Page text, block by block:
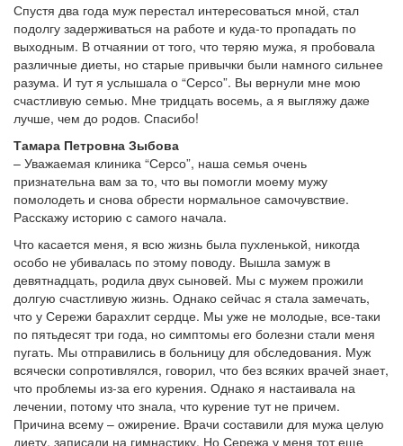
Спустя два года муж перестал интересоваться мной, стал
подолгу задерживаться на работе и куда-то пропадать по
выходным. В отчаянии от того, что теряю мужа, я пробовала
различные диеты, но старые привычки были намного сильнее
разума. И тут я услышала о “Серсо”. Вы вернули мне мою
счастливую семью. Мне тридцать восемь, а я выгляжу даже
лучше, чем до родов. Спасибо!
Тамара Петровна Зыбова
– Уважаемая клиника “Серсо”, наша семья очень
признательна вам за то, что вы помогли моему мужу
помолодеть и снова обрести нормальное самочувствие.
Расскажу историю с самого начала.
Что касается меня, я всю жизнь была пухленькой, никогда
особо не убивалась по этому поводу. Вышла замуж в
девятнадцать, родила двух сыновей. Мы с мужем прожили
долгую счастливую жизнь. Однако сейчас я стала замечать,
что у Сережи барахлит сердце. Мы уже не молодые, все-таки
по пятьдесят три года, но симптомы его болезни стали меня
пугать. Мы отправились в больницу для обследования. Муж
всячески сопротивлялся, говорил, что без всяких врачей знает,
что проблемы из-за его курения. Однако я настаивала на
лечении, потому что знала, что курение тут не причем.
Причина всему – ожирение. Врачи составили для мужа целую
диету, записали на гимнастику. Но Сережа у меня тот еще